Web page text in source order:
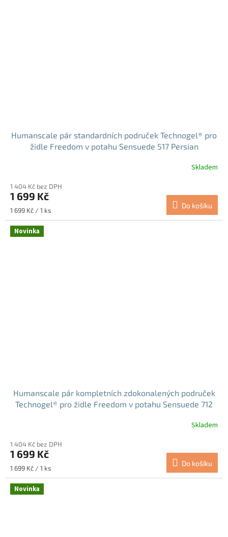
Humanscale pár standardních područek Technogel® pro
židle Freedom v potahu Sensuede 517 Persian
Skladem
1 404 Kč bez DPH
1 699 Kč
Měrná
cena:
1 699 Kč / 1 ks
Do košíku
Novinka
Humanscale pár kompletních zdokonalených područek
Technogel® pro židle Freedom v potahu Sensuede 712
Skladem
1 404 Kč bez DPH
1 699 Kč
Měrná
cena:
1 699 Kč / 1 ks
Do košíku
Novinka